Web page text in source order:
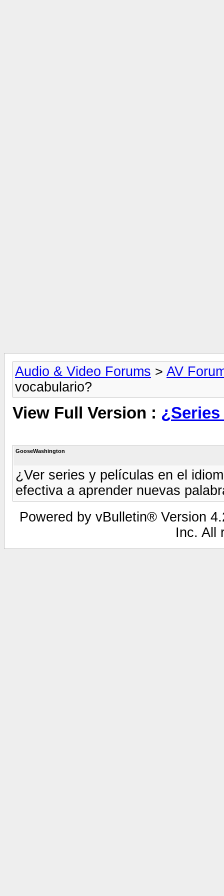
Audio & Video Forums > AV
vocabulario?
View Full Version :
GooseWashington
¿Ver series y películas en el
efectiva a aprender nuevas
Powered by vBulletin® Version
Inc. All